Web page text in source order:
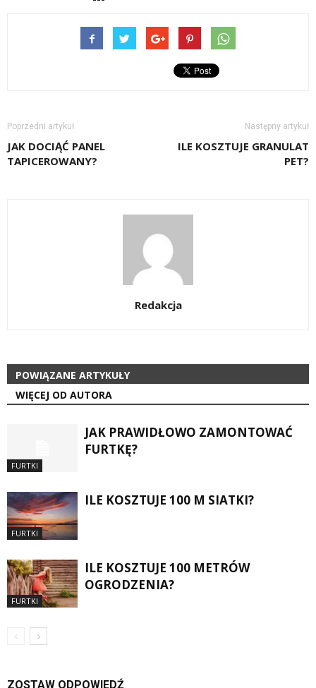
Poprzedni artykuł
JAK DOCIĄĆ PANEL
TAPICEROWANY?
Następny artykuł
ILE KOSZTUJE GRANULAT
PET?
Redakcja
POWIĄZANE ARTYKUŁY
WIĘCEJ OD AUTORA
FURTKI
JAK PRAWIDŁOWO ZAMONTOWAĆ
FURTKĘ?
FURTKI
ILE KOSZTUJE 100 M SIATKI?
FURTKI
ILE KOSZTUJE 100 METRÓW
OGRODZENIA?
ZOSTAW ODPOWIEDŹ